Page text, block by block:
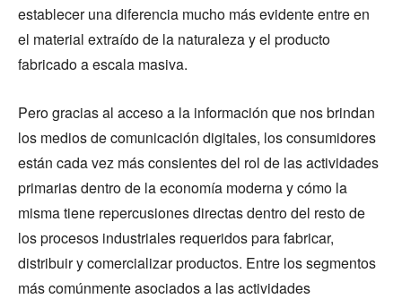
establecer una diferencia mucho más evidente entre en
el material extraído de la naturaleza y el producto
fabricado a escala masiva.
Pero gracias al acceso a la información que nos brindan
los medios de comunicación digitales, los consumidores
están cada vez más consientes del rol de las actividades
primarias dentro de la economía moderna y cómo la
misma tiene repercusiones directas dentro del resto de
los procesos industriales requeridos para fabricar,
distribuir y comercializar productos. Entre los segmentos
más comúnmente asociados a las actividades